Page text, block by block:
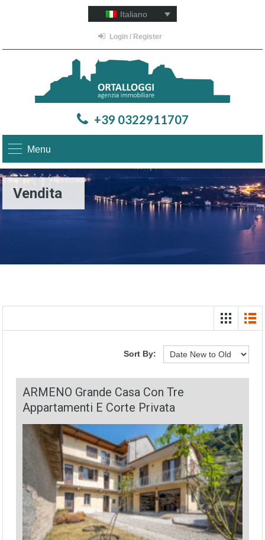
Italiano
Login / Register
+39 0322911707
Menu
Vendita
Sort By:
ARMENO Grande Casa Con Tre
Appartamenti E Corte Privata